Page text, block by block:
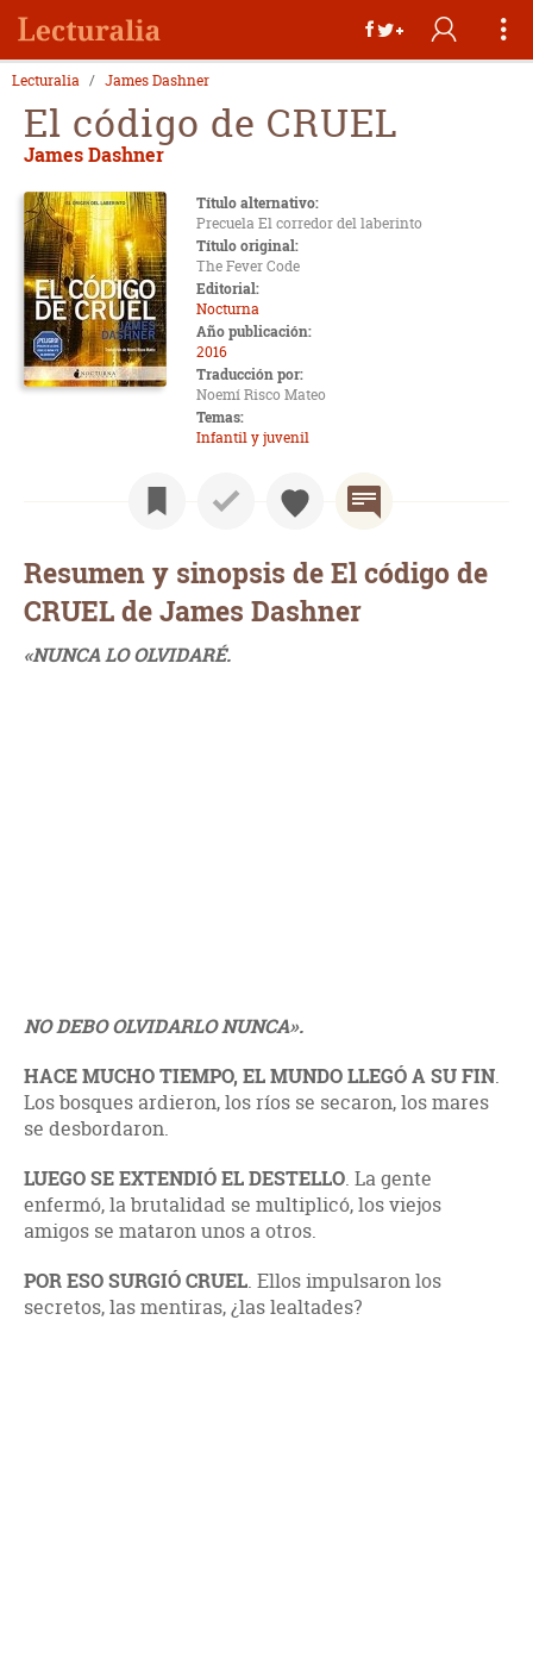
Lecturalia James Dashner
El código de CRUEL
James Dashner
Título alternativo:
Precuela El corredor del laberinto
Título original:
The Fever Code
Editorial:
Nocturna
Año publicación:
2016
Traducción por:
Noemí Risco Mateo
Temas:
Infantil y juvenil
Resumen y sinopsis de El código de
CRUEL de James Dashner
«NUNCA LO OLVIDARÉ.
NO DEBO OLVIDARLO NUNCA».
HACE MUCHO TIEMPO, EL MUNDO LLEGÓ A SU FIN.
Los bosques ardieron, los ríos se secaron, los mares
se desbordaron.
LUEGO SE EXTENDIÓ EL DESTELLO. La gente
enfermó, la brutalidad se multiplicó, los viejos
amigos se mataron unos a otros.
POR ESO SURGIÓ CRUEL. Ellos impulsaron los
secretos, las mentiras, ¿las lealtades?